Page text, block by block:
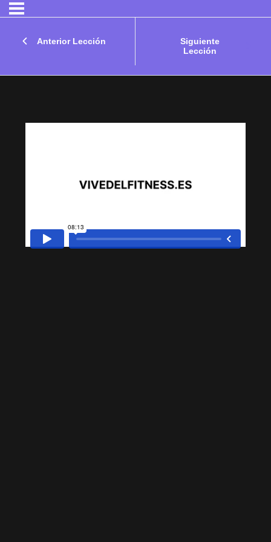
Anterior Lección
Siguiente
Lección